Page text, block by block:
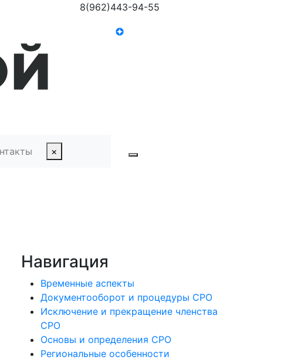
8(962)443-94-55
×
Навигация
Временные аспекты
Документооборот и процедуры СРО
Исключение и прекращение членства
СРО
Основы и определения СРО
Региональные особенности